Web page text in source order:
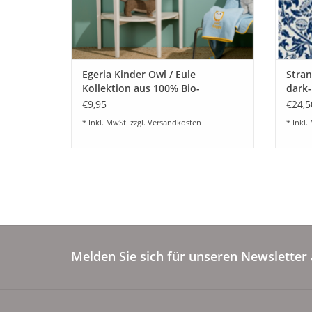
Egeria Kinder Owl / Eule
Kollektion aus 100% Bio-
Baumwolle Gelb und Blau
€9,95
* Inkl. MwSt. zzgl. Versandkosten * Inkl.
Melden Sie sich für unseren Newsletter